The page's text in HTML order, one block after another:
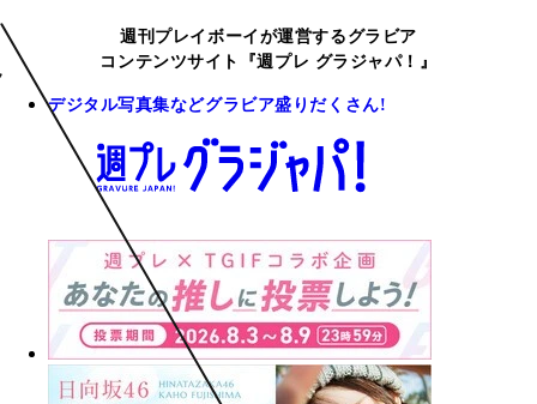
週刊プレイボーイが運営するグラビア
コンテンツサイト『週プレ グラジャパ！』
デジタル写真集などグラビア盛りだくさん!